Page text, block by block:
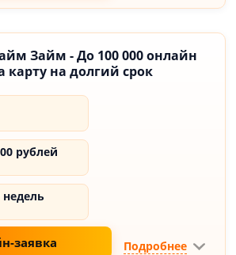
Займ - До 100 000 онлайн
карту на долгий срок
рублей
недель
заявка Подробнее